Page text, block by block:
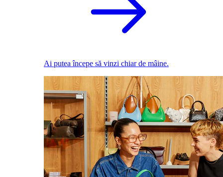
Ai putea începe să vinzi chiar de mâine.